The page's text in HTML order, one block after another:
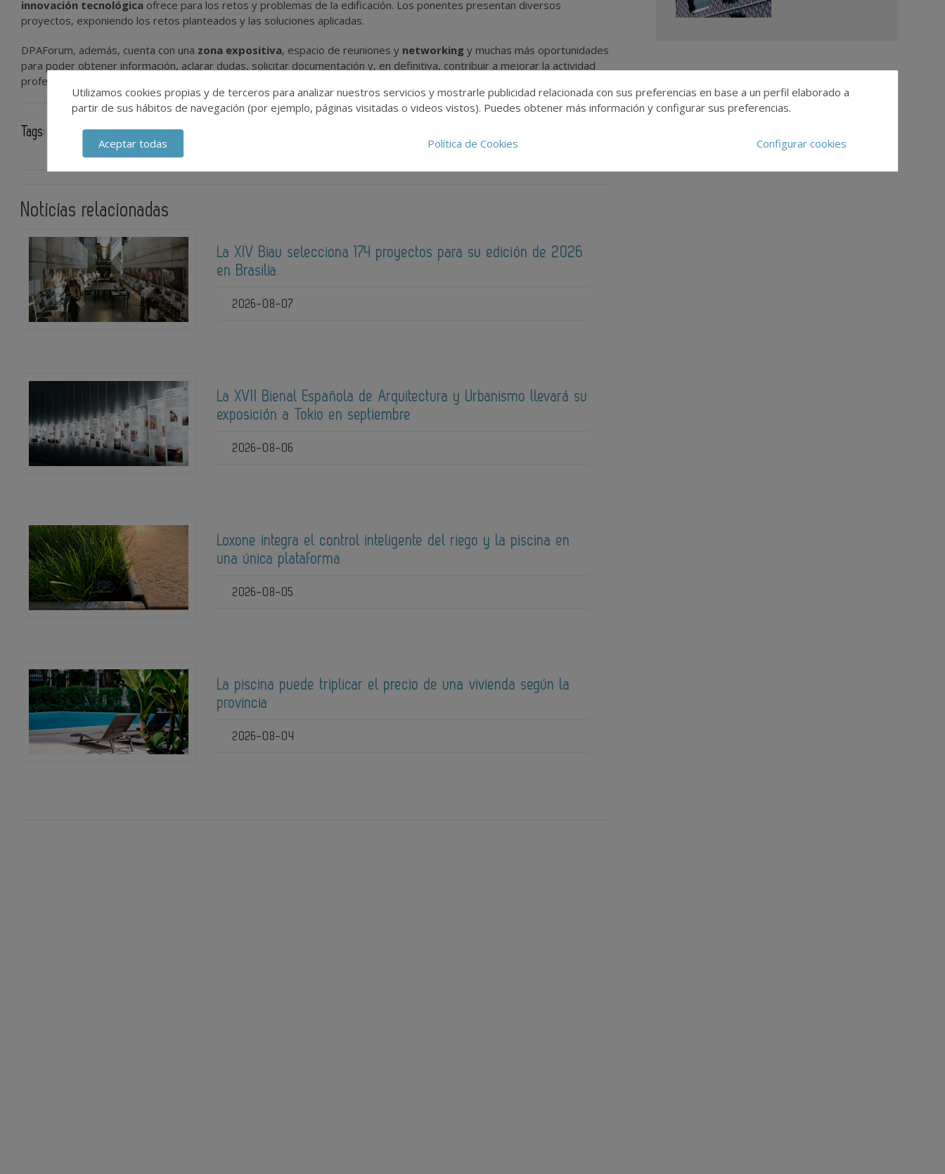
innovación tecnológica ofrece para los retos y problemas de la edificación. Los ponentes presentan diversos
proyectos, exponiendo los retos planteados y las soluciones aplicadas.
DPAForum, además, cuenta con una zona expositiva, espacio de reuniones y networking y muchas más oportunidades
para poder obtener información, aclarar dudas, solicitar documentación y, en definitiva, contribuir a mejorar la actividad
profesional de los asistentes.
Tags: DPAforum jornadas
Noticias relacionadas
La XIV Biau selecciona 174 proyectos para su edición de 2026
en Brasilia
2026-08-07
La XVII Bienal Española de Arquitectura y Urbanismo llevará su
exposición a Tokio en septiembre
2026-08-06
Loxone integra el control inteligente del riego y la piscina en
una única plataforma
2026-08-05
La piscina puede triplicar el precio de una vivienda según la
provincia
2026-08-04
Utilizamos cookies propias y de terceros para analizar nuestros servicios y mostrarle publicidad relacionada con sus preferencias en base a un perfil elaborado a
partir de sus hábitos de navegación (por ejemplo, páginas visitadas o videos vistos). Puedes obtener más información y configurar sus preferencias.
Aceptar todas Política de Cookies Configurar cookies